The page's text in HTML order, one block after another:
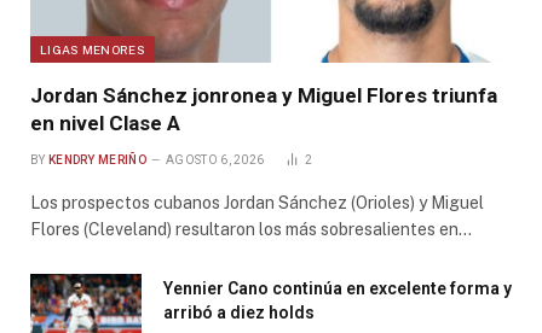
LIGAS MENORES
Jordan Sánchez jonronea y Miguel Flores triunfa
en nivel Clase A
BY KENDRY MERIÑO AGOSTO 6, 2026 2
Los prospectos cubanos Jordan Sánchez (Orioles) y Miguel
Flores (Cleveland) resultaron los más sobresalientes en…
Yennier Cano continúa en excelente forma y
arribó a diez holds